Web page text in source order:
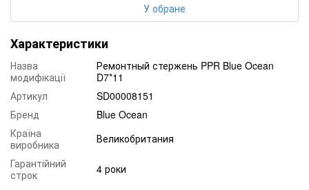
У обране
Характеристики
Назва
модифікації
Ремонтный стержень PPR Blue Ocean
D7*11
Артикул
SD00008151
Бренд
Blue Ocean
Країна
виробника
Великобритания
Гарантійний
строк
4 роки